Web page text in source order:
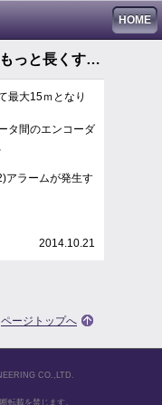
HOME
ケーブル長を20ｍ以上などもっと長くすることは可能ですか？ （防爆モータ）
最大15ｍとなり
タ間のエンコーダ
ラームが発生す
2014.10.21
ページトップへ
CO.,LTD.
転載を禁じます。